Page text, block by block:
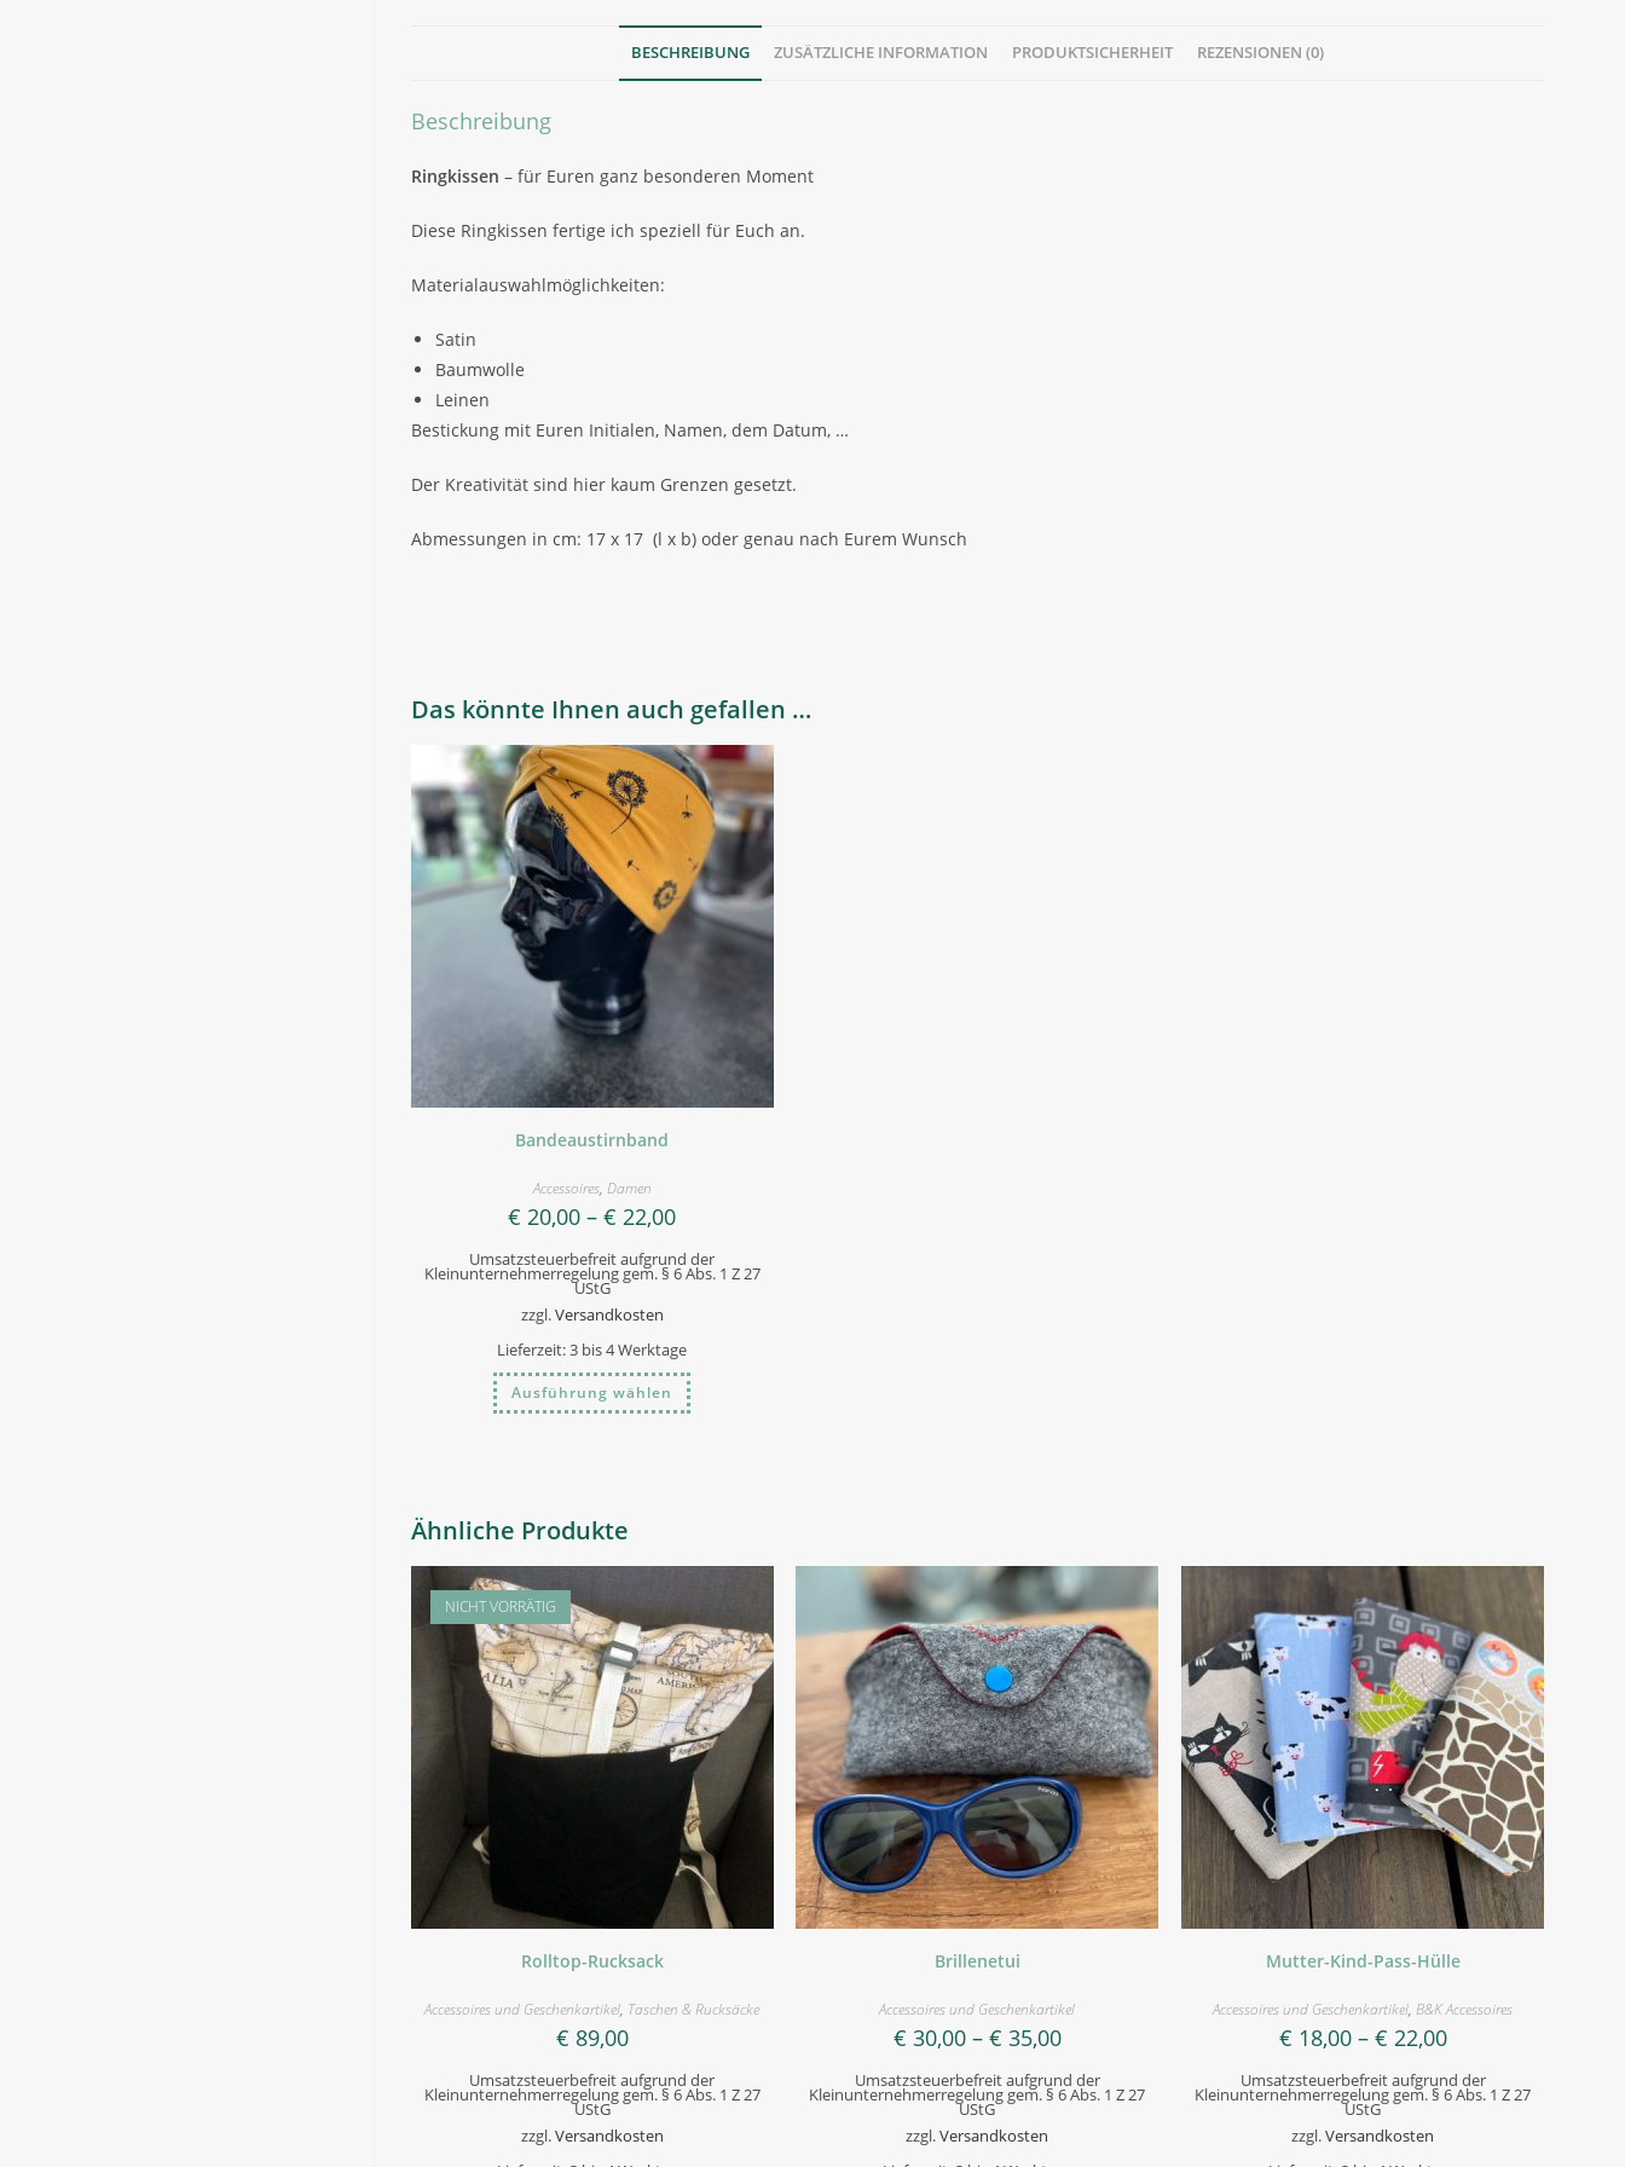
BESCHREIBUNG ZUSÄTZLICHE INFORMATION PRODUKTSICHERHEIT REZENSIONEN (0)
Beschreibung
Ringkissen– für Euren ganz besonderen Moment
Diese Ringkissen fertige ich speziell für Euch an.
Materialauswahlmöglichkeiten:
Satin
Baumwolle
Leinen
Bestickung mit Euren Initialen, Namen, dem Datum, …
Der Kreativität sind hier kaum Grenzen gesetzt.
Abmessungen in cm: 17 x 17 (l x b) oder genau nach Eurem Wunsch
Das könnte Ihnen auch gefallen …
Bandeaustirnband
Accessoires, Damen
€ 20,00 –€ 22,00
Umsatzsteuerbefreit aufgrund der
Kleinunternehmerregelung gem. § 6 Abs. 1 Z 27
UStG
zzgl.Versandkosten
Lieferzeit:3 bis 4 Werktage
Ausführung wählen
Dieses
Produkt
weist
Produktseite
Ähnliche Produkte
NICHT VORRÄTIG
Rolltop-Rucksack
Accessoires und Geschenkartikel, Taschen & Rucksäcke
€ 89,00
Umsatzsteuerbefreit aufgrund der
Kleinunternehmerregelung gem. § 6 Abs. 1 Z 27
UStG
zzgl.Versandkosten
Brillenetui
Accessoires und Geschenkartikel
€ 30,00– € 35,00
Umsatzsteuerbefreit aufgrund der
Kleinunternehmerregelung gem. § 6 Abs. 1 Z 27
UStG
zzgl.Versandkosten
Mutter-Kind-Pass-Hülle
Accessoires und Geschenkartikel,B&K Accessoires
€ 18,00– € 22,00
Umsatzsteuerbefreit aufgrund der
Kleinunternehmerregelung gem. § 6 Abs. 1 Z 27
UStG
zzgl.Versandkosten